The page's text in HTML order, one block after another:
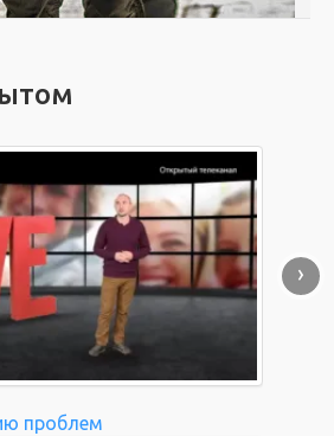
проблем
›